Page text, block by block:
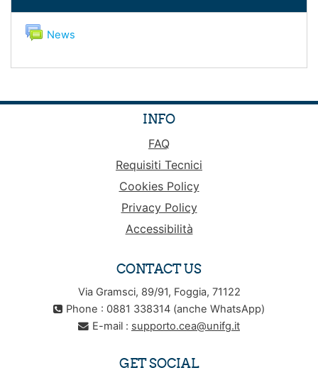
News
INFO
FAQ
Requisiti Tecnici
Cookies Policy
Privacy Policy
Accessibilità
CONTACT US
Via Gramsci, 89/91, Foggia, 71122
Phone : 0881 338314 (anche WhatsApp)
E-mail : supporto.cea@unifg.it
GET SOCIAL